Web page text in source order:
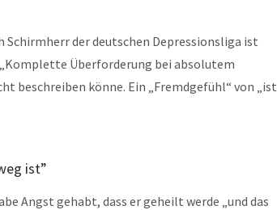
Schirmherr der deutschen Depressionsliga ist
Überforderung bei absolutem
beschreiben könne. Ein „Fremdgefühl“ von „ist
ist”
Angst gehabt, dass er geheilt werde „und das